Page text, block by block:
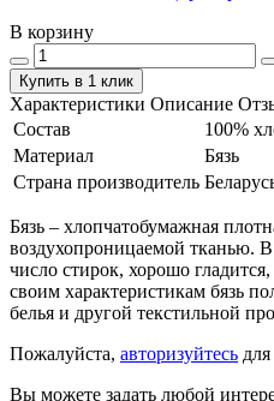
В корзину
Купить в 1 клик
Характеристики Описание
Состав
100%
Материал
Бязь
Страна производитель
Бязь – хлопчатобумажная
воздухопроницаемой тканью. В
число стирок, хорошо
своим характеристикам бязь
белья и другой текстильной
Пожалуйста, авторизуйтесь
Вы можете задать любой